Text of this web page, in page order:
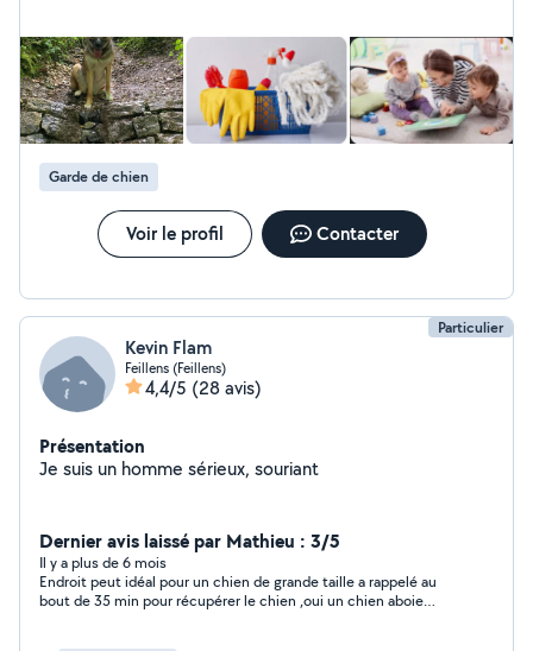
Garde de chien
Voir le profil Contacter
Particulier
Kevin Flam
Feillens (Feillens)
4,4/5 (28 avis)
Présentation
Je suis un homme sérieux, souriant
Dernier avis laissé par Mathieu : 3/5
Il y a plus de 6 mois
Endroit peut idéal pour un chien de grande taille a rappelé au
bout de 35 min pour récupérer le chien ,oui un chien aboie